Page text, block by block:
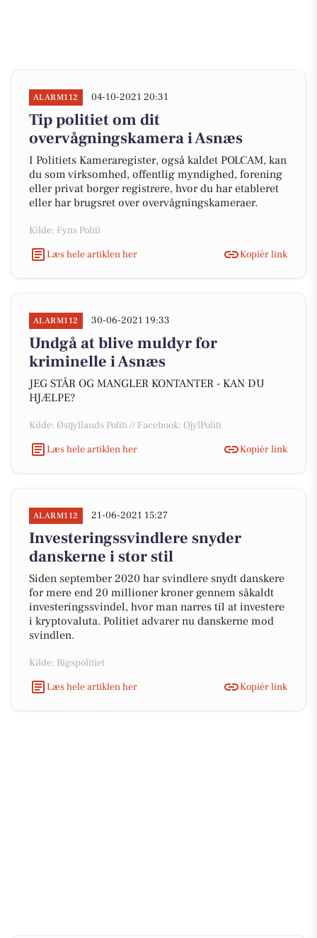
ALARM112 04-10-2021 20:31
Tip politiet om dit
overvågningskamera i Asnæs
I Politiets Kameraregister, også kaldet POLCAM, kan
du som virksomhed, offentlig myndighed, forening
eller privat borger registrere, hvor du har etableret
eller har brugsret over overvågningskameraer.
Kilde: Fyns Politi
Læs hele artiklen her
Kopiér link
ALARM112 30-06-2021 19:33
Undgå at blive muldyr for
kriminelle i Asnæs
JEG STÅR OG MANGLER KONTANTER - KAN DU
HJÆLPE?
Kilde: Østjyllands Politi // Facebook: OjylPoliti
Læs hele artiklen her
Kopiér link
ALARM112 21-06-2021 15:27
Investeringssvindlere snyder
danskerne i stor stil
Siden september 2020 har svindlere snydt danskere
for mere end 20 millioner kroner gennem såkaldt
investeringssvindel, hvor man narres til at investere
i kryptovaluta. Politiet advarer nu danskerne mod
svindlen.
Kilde: Rigspolitiet
Læs hele artiklen her
Kopiér link